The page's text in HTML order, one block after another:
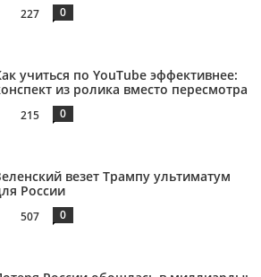
227 0
учиться по YouTube эффективнее:
из ролика вместо пересмотра
215 0
везет Трампу ультиматум
России
507 0